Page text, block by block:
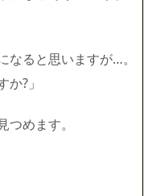
なると思いますが…。
?」
めます。